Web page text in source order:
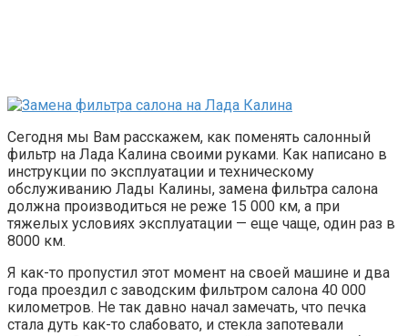
Сегодня мы Вам расскажем, как поменять салонный
фильтр на Лада Калина своими руками. Как написано в
инструкции по эксплуатации и техническому
обслуживанию Лады Калины, замена фильтра салона
должна производиться не реже 15 000 км, а при
тяжелых условиях эксплуатации — еще чаще, один раз в
8000 км.
Я как-то пропустил этот момент на своей машине и два
года проездил с заводским фильтром салона 40 000
километров. Не так давно начал замечать, что печка
стала дуть как-то слабовато, и стекла запотевали